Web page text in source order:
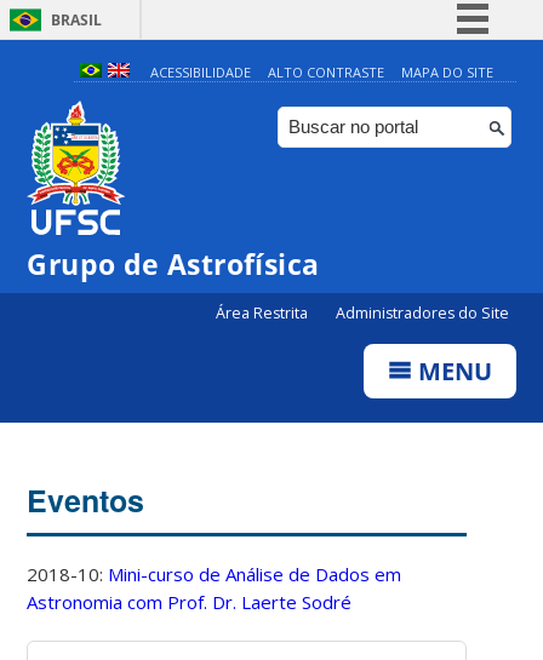
BRASIL
Simplifique!
Comunica BR
Participe
ACESSIBILIDADE ALTO CONTRASTE MAPA DO SITE
Grupo de Astrofísica
Área Restrita Administradores do Site
MENU
Eventos
2018-10: Mini-curso de Análise de Dados em
Astronomia com Prof. Dr. Laerte Sodré